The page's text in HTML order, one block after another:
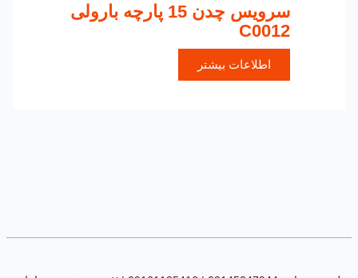
سرویس چدن 15 پارچه بارولی
C0012
اطلاعات بیشتر